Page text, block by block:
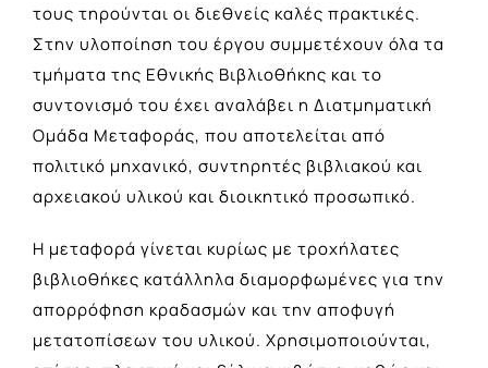
τους τηρούνται οι διεθνείς καλές πρακτικές.
Στην υλοποίηση του έργου συμμετέχουν όλα τα
τμήματα της Εθνικής Βιβλιοθήκης και το
συντονισμό του έχει αναλάβει η Διατμηματική
Ομάδα Μεταφοράς, που αποτελείται από
πολιτικό μηχανικό, συντηρητές βιβλιακού και
αρχειακού υλικού και διοικητικό προσωπικό.
Η μεταφορά γίνεται κυρίως με τροχήλατες
βιβλιοθήκες κατάλληλα διαμορφωμένες για την
απορρόφηση κραδασμών και την αποφυγή
μετατοπίσεων του υλικού. Χρησιμοποιούνται,